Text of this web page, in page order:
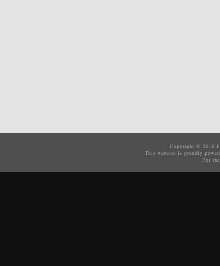
Copyright © 2010
This website is proudly
For